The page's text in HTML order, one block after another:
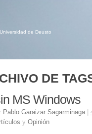
de Deusto
DE
MS Windows
Pablo Garaizar Sagarminaga
y Opinión